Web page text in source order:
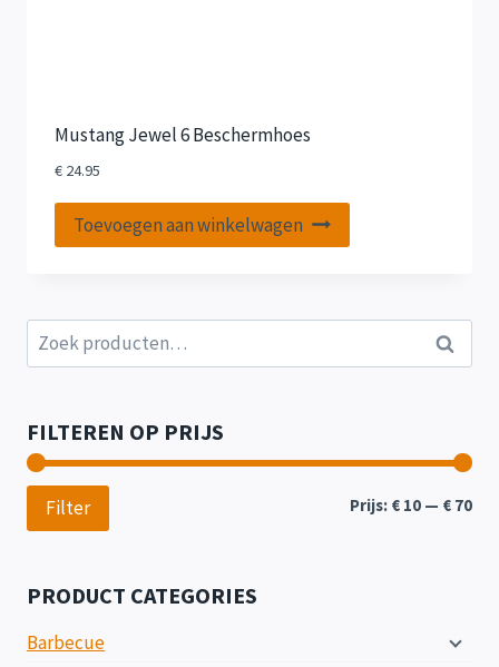
Mustang Jewel 6 Beschermhoes
€24.95
Toevoegen aan winkelwagen
Zoeken
naar:
Zoeken
FILTEREN OP PRIJS
Filter Prijs: € 10 — € 70
PRODUCT CATEGORIES
Barbecue